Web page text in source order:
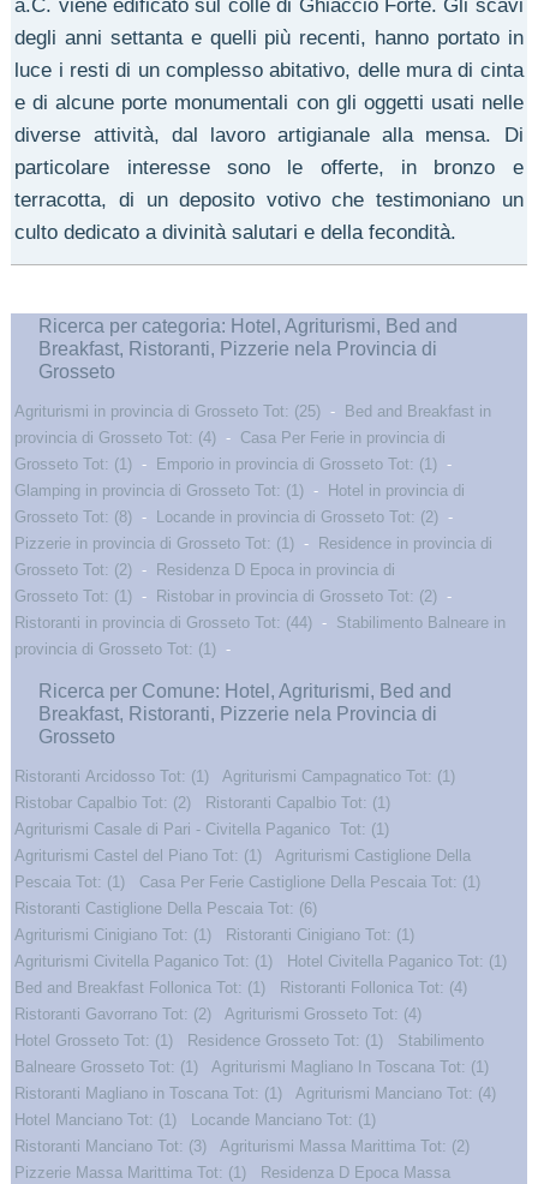
a.C. viene edificato sul colle di Ghiaccio Forte. Gli scavi
degli anni settanta e quelli più recenti, hanno portato in
luce i resti di un complesso abitativo, delle mura di cinta
e di alcune porte monumentali con gli oggetti usati nelle
diverse attività, dal lavoro artigianale alla mensa. Di
particolare interesse sono le offerte, in bronzo e
terracotta, di un deposito votivo che testimoniano un
culto dedicato a divinità salutari e della fecondità.
Ricerca per categoria: Hotel, Agriturismi, Bed and
Breakfast, Ristoranti, Pizzerie nela Provincia di
Grosseto
Agriturismi in provincia di Grosseto Tot: (25) -
Bed and Breakfast in
provincia di Grosseto Tot: (4) - Casa Per Ferie in provincia di
Grosseto Tot: (1) - Emporio in provincia di Grosseto Tot: (1) -
Glamping in provincia di Grosseto Tot: (1) -
Hotel in provincia di
Grosseto Tot: (8) - Locande in provincia di Grosseto Tot: (2) -
Pizzerie in provincia di Grosseto Tot: (1) -
Residence in provincia di
Grosseto Tot: (2) -
Residenza D Epoca in provincia di
Grosseto Tot: (1) - Ristobar in provincia di Grosseto Tot: (2) -
Ristoranti in provincia di Grosseto Tot: (44) - Stabilimento Balneare in
provincia di Grosseto Tot: (1) -
Ricerca per Comune: Hotel, Agriturismi, Bed and
Breakfast, Ristoranti, Pizzerie nela Provincia di
Grosseto
Ristoranti Arcidosso Tot: (1)
Agriturismi Campagnatico Tot: (1)
Ristobar Capalbio Tot: (2)
Ristoranti Capalbio Tot: (1)
Agriturismi Casale di Pari - Civitella Paganico Tot: (1)
Agriturismi Castel del Piano Tot: (1)
Agriturismi Castiglione Della
Pescaia Tot: (1)
Casa Per Ferie Castiglione Della Pescaia Tot: (1)
Ristoranti Castiglione Della Pescaia Tot: (6)
Agriturismi Cinigiano Tot: (1)
Ristoranti Cinigiano Tot: (1)
Agriturismi Civitella Paganico Tot: (1)
Hotel Civitella Paganico Tot: (1)
Bed and Breakfast Follonica Tot: (1)
Ristoranti Follonica Tot: (4)
Ristoranti Gavorrano Tot: (2)
Agriturismi Grosseto Tot: (4)
Hotel Grosseto Tot: (1)
Residence Grosseto Tot: (1)
Stabilimento
Balneare Grosseto Tot: (1)
Agriturismi Magliano In Toscana Tot: (1)
Ristoranti Magliano in Toscana Tot: (1)
Agriturismi Manciano Tot: (4)
Hotel Manciano Tot: (1)
Locande Manciano Tot: (1)
Ristoranti Manciano Tot: (3)
Agriturismi Massa Marittima Tot: (2)
Pizzerie Massa Marittima Tot: (1)
Residenza D Epoca Massa